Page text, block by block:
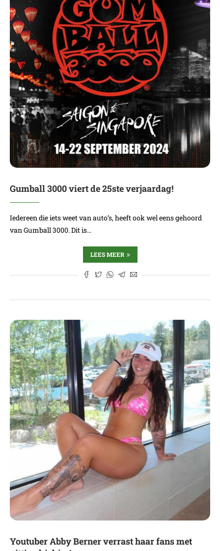
Gumball 3000 viert de 25ste verjaardag!
Iedereen die iets weet van auto’s, heeft ook wel eens gehoord
van Gumball 3000. Dit is…
LEES MEER
Youtuber Abby Berner verrast haar fans met